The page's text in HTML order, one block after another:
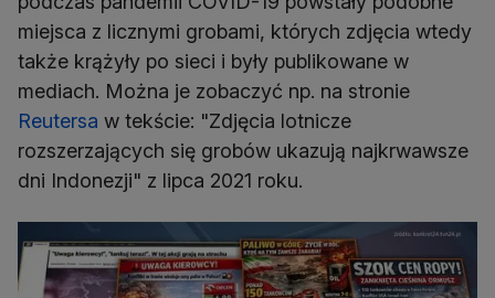
miejsca z licznymi grobami, których zdjęcia wtedy
także krążyły po sieci i były publikowane w
mediach. Można je zobaczyć np. na stronie
Reutersa w tekście: "Zdjęcia lotnicze
rozszerzających się grobów ukazują najkrwawsze
dni Indonezji" z lipca 2021 roku.